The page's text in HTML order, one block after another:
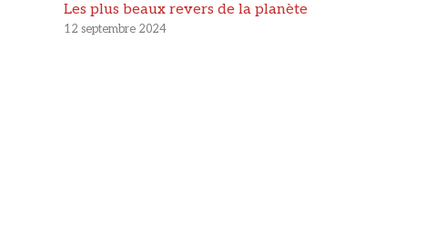
Les plus beaux revers de la planète
12 septembre 2024